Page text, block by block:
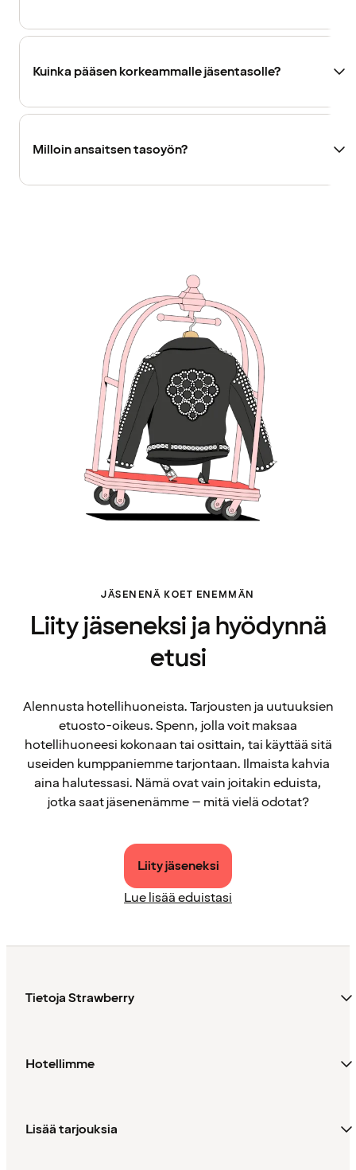
Kuinka pääsen korkeammalle jäsentasolle?
Milloin ansaitsen tasoyön?
JÄSENENÄ KOET ENEMMÄN
Liity jäseneksi ja hyödynnä
etusi
Alennusta hotellihuoneista. Tarjousten ja uutuuksien
etuosto-oikeus. Spenn, jolla voit maksaa
hotellihuoneesi kokonaan tai osittain, tai käyttää sitä
useiden kumppaniemme tarjontaan. Ilmaista kahvia
aina halutessasi. Nämä ovat vain joitakin eduista,
jotka saat jäsenenämme – mitä vielä odotat?
Liity jäseneksi
Lue lisää eduistasi
Tietoja Strawberry
Hotellimme
Lisää tarjouksia